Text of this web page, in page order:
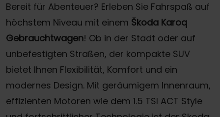
Bereit für Abenteuer? Erleben Sie Fahrspaß auf
höchstem Niveau mit einem Škoda Karoq
Gebrauchtwagen! Ob in der Stadt oder auf
unbefestigten Straßen, der kompakte SUV
bietet Ihnen Flexibilität, Komfort und ein
modernes Design. Mit geräumigem Innenraum,
effizienten Motoren wie dem 1.5 TSI ACT Style